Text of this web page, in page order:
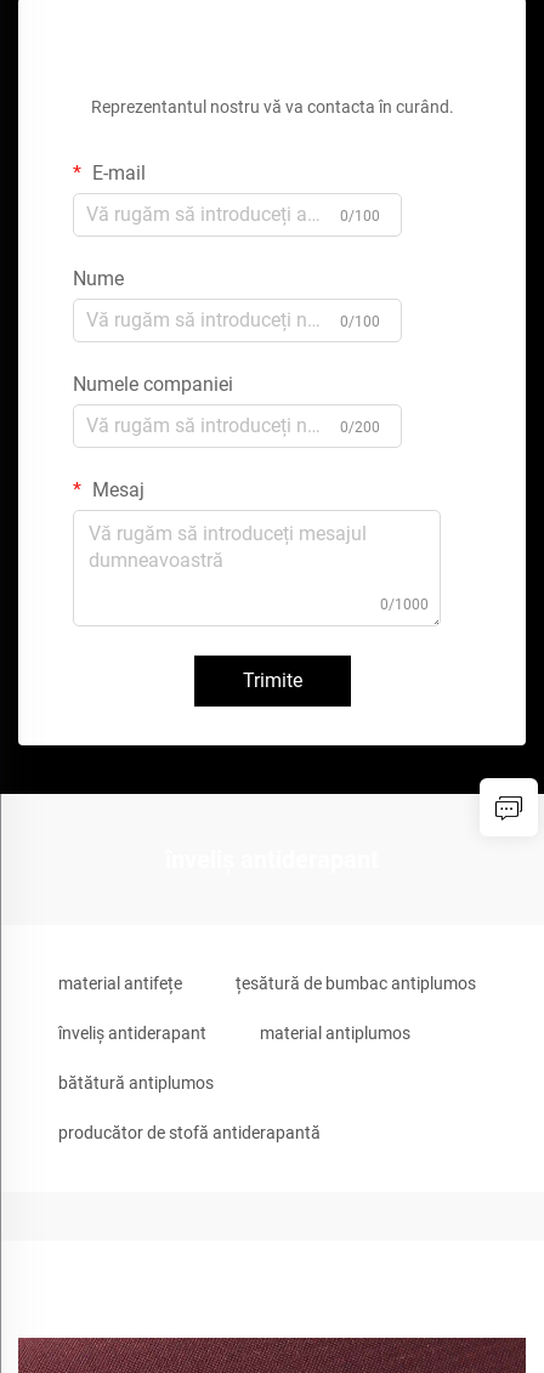
Reprezentantul nostru vă va contacta în curând.
E-mail
0/100
Nume
0/100
Numele companiei
0/200
Mesaj
0/1000
Trimite
material antifețe țesătură de bumbac antiplumos
înveliș antiderapant material antiplumos
bătătură antiplumos
producător de stofă antiderapantă